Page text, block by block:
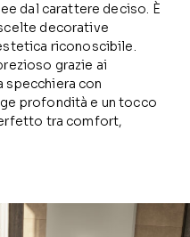
dal carattere deciso. È
decorative
riconoscibile.
grazie ai
specchiera con
profondità e un tocco
tra comfort,